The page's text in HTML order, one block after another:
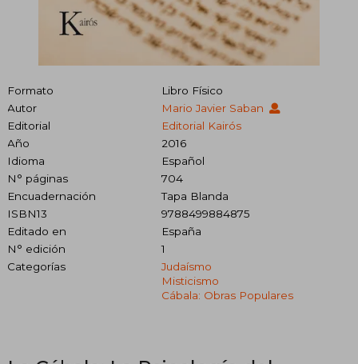
Formato
Libro Físico
Autor
Mario Javier Saban
Editorial
Editorial Kairós
Año
2016
Idioma
Español
N° páginas
704
Encuadernación
Tapa Blanda
ISBN13
9788499884875
Editado en
España
N° edición
1
Categorías
Judaísmo
Misticismo
Cábala: Obras Populares